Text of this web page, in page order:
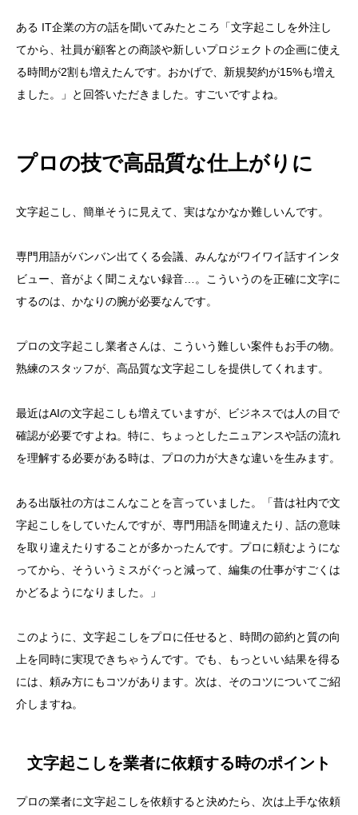
ある IT企業の方の話を聞いてみたところ「文字起こしを外注し
てから、社員が顧客との商談や新しいプロジェクトの企画に使え
る時間が2割も増えたんです。おかげで、新規契約が15%も増え
ました。」と回答いただきました。すごいですよね。
プロの技で高品質な仕上がりに
文字起こし、簡単そうに見えて、実はなかなか難しいんです。
専門用語がバンバン出てくる会議、みんながワイワイ話すインタ
ビュー、音がよく聞こえない録音…。こういうのを正確に文字に
するのは、かなりの腕が必要なんです。
プロの文字起こし業者さんは、こういう難しい案件もお手の物。
熟練のスタッフが、高品質な文字起こしを提供してくれます。
最近はAIの文字起こしも増えていますが、ビジネスでは人の目で
確認が必要ですよね。特に、ちょっとしたニュアンスや話の流れ
を理解する必要がある時は、プロの力が大きな違いを生みます。
ある出版社の方はこんなことを言っていました。「昔は社内で文
字起こしをしていたんですが、専門用語を間違えたり、話の意味
を取り違えたりすることが多かったんです。プロに頼むようにな
ってから、そういうミスがぐっと減って、編集の仕事がすごくは
かどるようになりました。」
このように、文字起こしをプロに任せると、時間の節約と質の向
上を同時に実現できちゃうんです。でも、もっといい結果を得る
には、頼み方にもコツがあります。次は、そのコツについてご紹
介しますね。
文字起こしを業者に依頼する時のポイント
プロの業者に文字起こしを依頼すると決めたら、次は上手な依頼